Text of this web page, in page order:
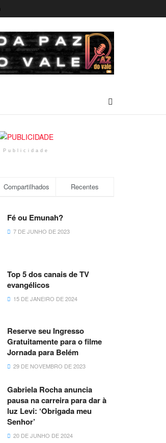
Publicidade
Compartilhados Recentes
Fé ou Emunah?
7 DE JUNHO DE 2023
Top 5 dos canais de TV
evangélicos
15 DE JANEIRO DE 2024
Reserve seu Ingresso
Gratuitamente para o filme
Jornada para Belém
29 DE NOVEMBRO DE 2023
Gabriela Rocha anuncia
pausa na carreira para dar à
luz Levi: ‘Obrigada meu
Senhor’
20 DE JUNHO DE 2024